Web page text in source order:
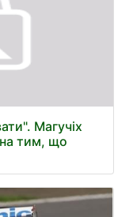
Магучіх
тим, що